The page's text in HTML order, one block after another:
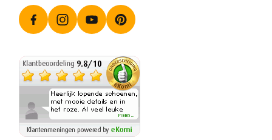
FacebookInstagramYouTube